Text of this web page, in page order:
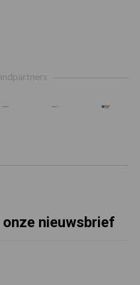
nieuwsbrief